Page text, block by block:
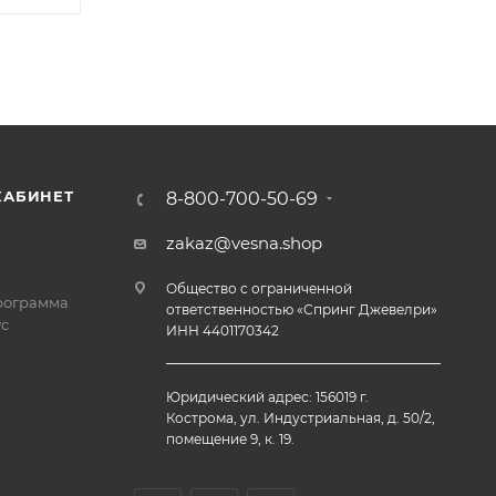
8-800-700-50-69
zakaz@vesna.shop
Общество с ограниченной
ответственностью «Спринг Джевелри»
ИНН 4401170342
Юридический адрес: 156019 г.
Кострома, ул. Индустриальная, д. 50/2,
помещение 9, к. 19.